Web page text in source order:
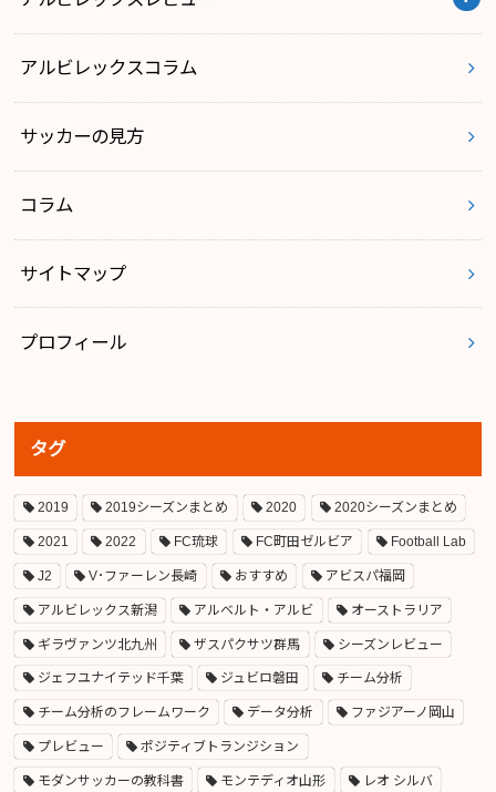
アルビレックスコラム
サッカーの見方
コラム
サイトマップ
プロフィール
タグ
2019 2019シーズンまとめ 2020 2020シーズンまとめ
2021 2022 FC琉球 FC町田ゼルビア Football Lab
J2 V･ファーレン長崎 おすすめ アビスパ福岡
アルビレックス新潟 アルベルト・アルビ オーストラリア
ギラヴァンツ北九州 ザスパクサツ群馬 シーズンレビュー
ジェフユナイテッド千葉 ジュビロ磐田 チーム分析
チーム分析のフレームワーク データ分析 ファジアーノ岡山
プレビュー ポジティブトランジション
モダンサッカーの教科書 モンテディオ山形 レオ シルバ